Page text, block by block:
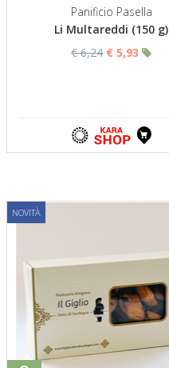
Panificio Pasella
Li Multareddi (150 g)
€ 6,24 € 5,93
NOVITÀ